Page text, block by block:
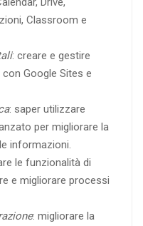
Classroom e
: creare e gestire
Google Sites e
: saper utilizzare
per migliorare la
informazioni.
le funzionalità di
e migliorare processi
: migliorare la